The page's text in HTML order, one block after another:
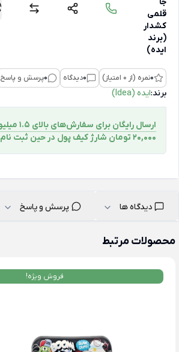
قلمی
کشدار
(برند
ایده)
0نمره (از 0 امتیاز) 0دیدگاه 0پرسش و پاسخ
برند:ایده (Idea)
ارسال رایگان برای سفارش‌های بالای 1.5 میلیون تومان
۲۰,۰۰۰ تومان شارژ کیف پول در حین ثبت ‌نام
دیدگاه ها پرسش و پاسخ
محصولات مرتبط
فروش ویژه!